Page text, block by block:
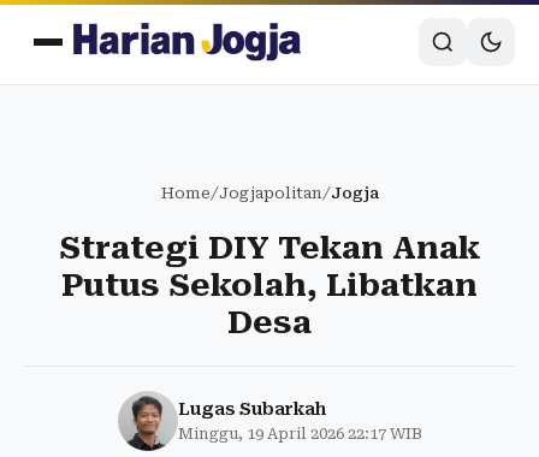
Home/Jogjapolitan/Jogja
Strategi DIY Tekan Anak
Putus Sekolah, Libatkan
Desa
Lugas Subarkah
Minggu, 19 April 2026 22:17 WIB